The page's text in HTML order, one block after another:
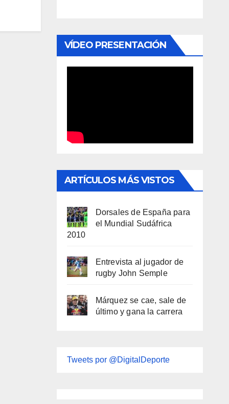
VÍDEO PRESENTACIÓN
ARTÍCULOS MÁS VISTOS
Dorsales de España para
el Mundial Sudáfrica
2010
Entrevista al jugador de
rugby John Semple
Márquez se cae, sale de
último y gana la carrera
Tweets por @DigitalDeporte